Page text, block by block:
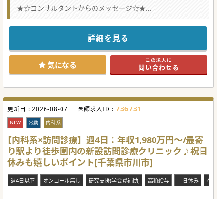
★☆コンサルタントからのメッセージ☆★
大手法人グループに所属の、院内老健施設にて医師を募集
現在は病院長が兼務されており、専任不在となるため、急募
夜間とお休み時は院内ドクターが対応するため、比較的ゆっ
たりめな勤務となります。
まずはお気軽にお問い合わせください。
詳細を見る
気になる この求人に
問い合わせる
更新日 : 2026-08-07 医師求人ID : 736731
NEW 常勤 内科系
【内科系×訪問診療】週4日：年収1,980万円～/最寄
り駅より徒歩圏内の新設訪問診療クリニック♪祝日
休みも嬉しいポイント[千葉県市川市]
週4日以下 オンコール無し 研究支援(学会費補助) 高額給与 土日休み 在